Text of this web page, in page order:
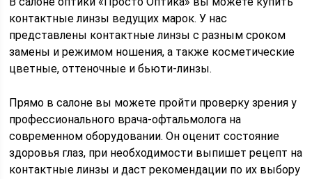
контактные линзы ведущих марок. У нас
представлены контактные линзы с разным сроком
замены и режимом ношения, а также косметические
цветные, оттеночные и бьюти-линзы.
Прямо в салоне вы можете пройти проверку зрения у
профессионального врача-офтальмолога на
современном оборудовании. Он оценит состояние
здоровья глаз, при необходимости выпишет рецепт на
контактные линзы и даст рекомендации по их выбору